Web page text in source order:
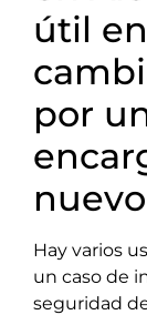
útil
por
Hay varios
un caso de
seguridad